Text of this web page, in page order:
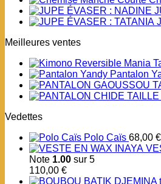
Meilleures ventes
Pantalon
Vedettes
Polo Caïs 68,00 €
Note 1.00 sur 5
110,00 €